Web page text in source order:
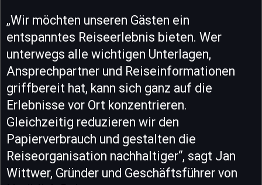
„Wir möchten unseren Gästen ein
entspanntes Reiseerlebnis bieten. Wer
unterwegs alle wichtigen Unterlagen,
Ansprechpartner und Reiseinformationen
griffbereit hat, kann sich ganz auf die
Erlebnisse vor Ort konzentrieren.
Gleichzeitig reduzieren wir den
Papierverbrauch und gestalten die
Reiseorganisation nachhaltiger“, sagt Jan
Wittwer, Gründer und Geschäftsführer von